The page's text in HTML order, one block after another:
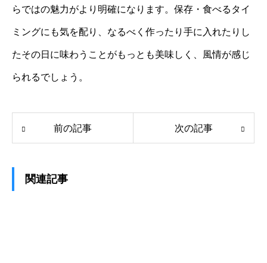
らではの魅力がより明確になります。保存・食べるタイ
ミングにも気を配り、なるべく作ったり手に入れたりし
たその日に味わうことがもっとも美味しく、風情が感じ
られるでしょう。
前の記事 次の記事
関連記事